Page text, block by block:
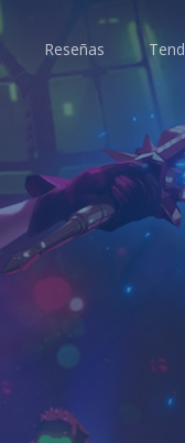
Reseñas